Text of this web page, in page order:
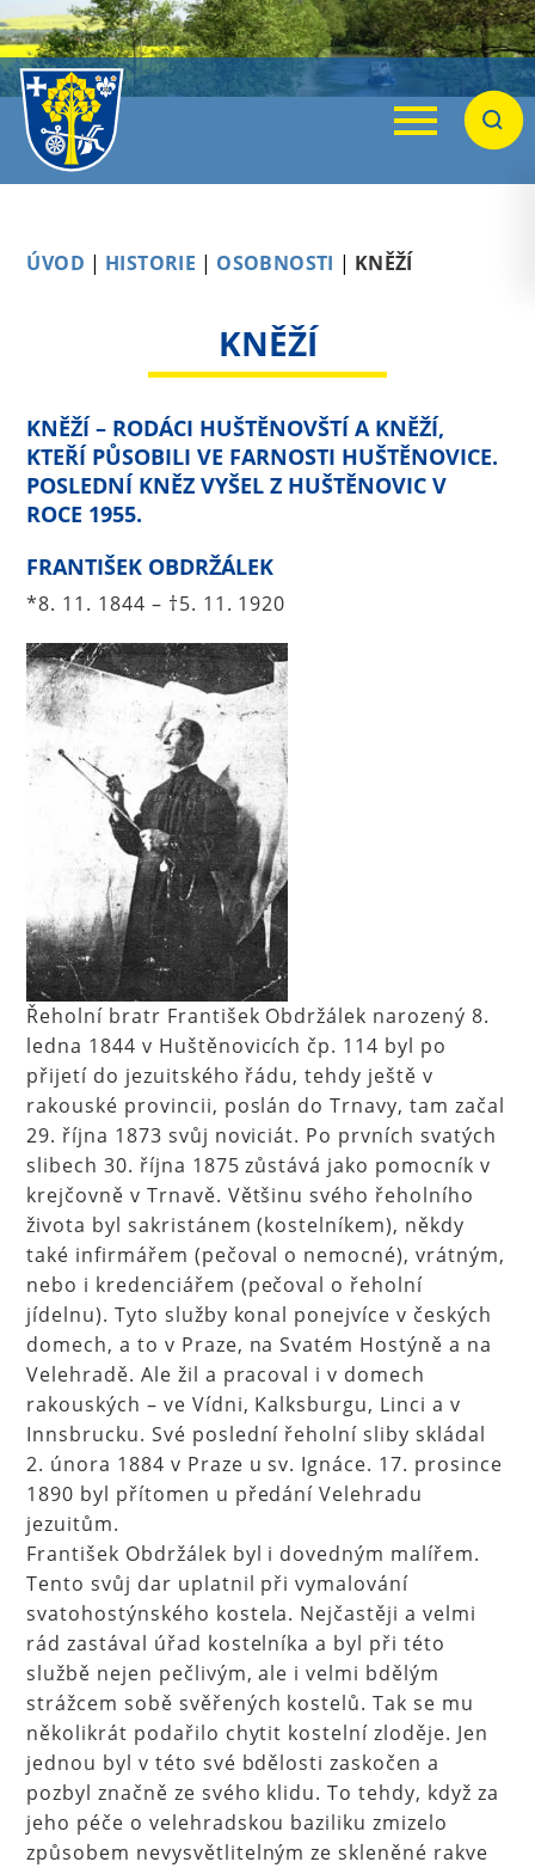
Menu
ÚVOD | HISTORIE | OSOBNOSTI | KNĚŽÍ
KNĚŽÍ
KNĚŽÍ – RODÁCI HUŠTĚNOVŠTÍ A KNĚŽÍ,
KTEŘÍ PŮSOBILI VE FARNOSTI HUŠTĚNOVICE.
POSLEDNÍ KNĚZ VYŠEL Z HUŠTĚNOVIC V
ROCE 1955.
FRANTIŠEK OBDRŽÁLEK
*8. 11. 1844 – †5. 11. 1920
Řeholní bratr František Obdržálek narozený 8.
ledna 1844 v Huštěnovicích čp. 114 byl po
přijetí do jezuitského řádu, tehdy ještě v
rakouské provincii, poslán do Trnavy, tam začal
29. října 1873 svůj noviciát. Po prvních svatých
slibech 30. října 1875 zůstává jako pomocník v
krejčovně v Trnavě. Většinu svého řeholního
života byl sakristánem (kostelníkem), někdy
také infirmářem (pečoval o nemocné), vrátným,
nebo i kredenciářem (pečoval o řeholní
jídelnu). Tyto služby konal ponejvíce v českých
domech, a to v Praze, na Svatém Hostýně a na
Velehradě. Ale žil a pracoval i v domech
rakouských – ve Vídni, Kalksburgu, Linci a v
Innsbrucku. Své poslední řeholní sliby skládal
2. února 1884 v Praze u sv. Ignáce. 17. prosince
1890 byl přítomen u předání Velehradu
jezuitům.
František Obdržálek byl i dovedným malířem.
Tento svůj dar uplatnil při vymalování
svatohostýnského kostela. Nejčastěji a velmi
rád zastával úřad kostelníka a byl při této
službě nejen pečlivým, ale i velmi bdělým
strážcem sobě svěřených kostelů. Tak se mu
několikrát podařilo chytit kostelní zloděje. Jen
jednou byl v této své bdělosti zaskočen a
pozbyl značně ze svého klidu. To tehdy, když za
jeho péče o velehradskou baziliku zmizelo
způsobem nevysvětlitelným ze skleněné rakve